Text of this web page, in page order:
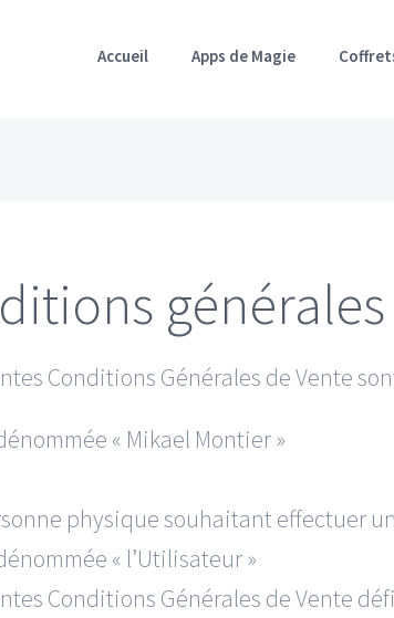
Accueil Apps de Magie
Conditions Générales de Vente
« Mikael Montier »
physique souhaitant effectuer
« l’Utilisateur »
Conditions Générales de Vente